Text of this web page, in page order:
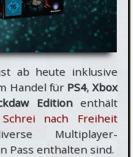
ab heute inklusive
Handel für PS4, Xbox
Editionenthält
Schrei nach Freiheit
Multiplayer-
Pass enthalten sind.